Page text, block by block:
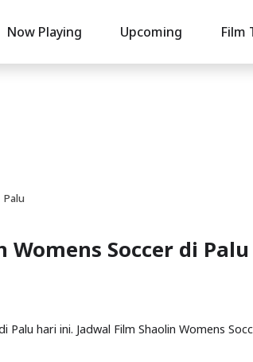
Now Playing Upcoming Film
Palu
Womens Soccer di Palu
Palu hari ini. Jadwal Film Shaolin Womens